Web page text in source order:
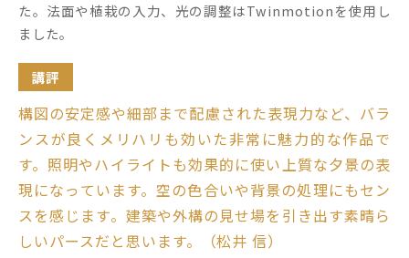
た。法面や植栽の入力、光の調整はTwinmotionを使用し
ました。
講評
構図の安定感や細部まで配慮された表現力など、バラ
ンスが良くメリハリも効いた非常に魅力的な作品で
す。照明やハイライトも効果的に使い上質な夕景の表
現になっています。空の色合いや背景の処理にもセン
スを感じます。建築や外構の見せ場を引き出す素晴ら
しいパースだと思います。（松井 信）